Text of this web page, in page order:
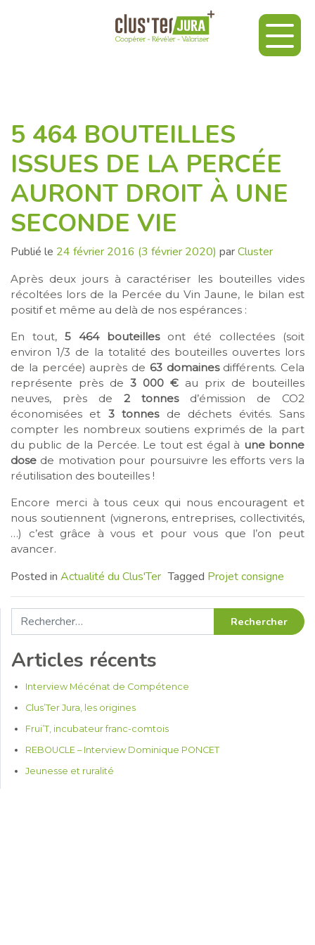
5 464 BOUTEILLES
ISSUES DE LA PERCÉE
AURONT DROIT À UNE
SECONDE VIE
Publié le 24 février 2016 (3 février 2020) parCluster
Après deux jours à caractériser les bouteilles vides
récoltées lors de la Percée du Vin Jaune, le bilan est
positif et même au delà de nos espérances :
En tout, 5 464 bouteillesont été collectées (soit
environ 1/3 de la totalité des bouteilles ouvertes lors
de la percée) auprès de 63 domainesdifférents. Cela
représente près de 3 000 € au prix de bouteilles
neuves, près de 2 tonnesd’émission de CO2
économisées et 3 tonnesde déchets évités. Sans
compter les nombreux soutiens exprimés de la part
du public de la Percée. Le tout est égal à une bonne
dose de motivation pour poursuivre les efforts vers la
réutilisation des bouteilles !
Encore merci à tous ceux qui nous encouragent et
nous soutiennent (vignerons, entreprises, collectivités,
…) c’est grâce à vous et pour vous que l’on peut
avancer.
Posted in Actualité du Clus'Ter Tagged Projet consigne
Rechercher :
Articles récents
Interview Mécénat de Compétence
Clus’Ter Jura, les origines
Frui’T, incubateur franc-comtois
REBOUCLE – Interview Dominique PONCET
Jeunesse et ruralité